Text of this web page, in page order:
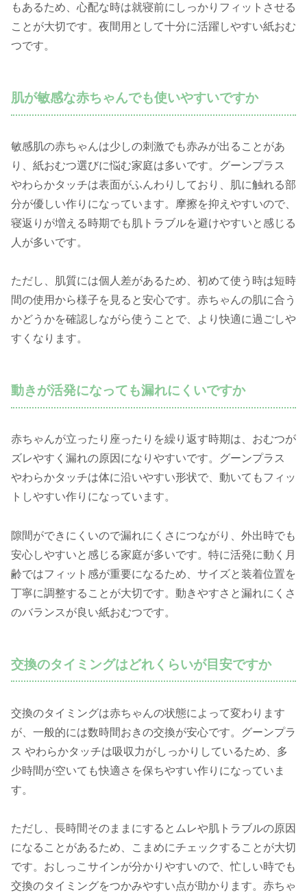
もあるため、心配な時は就寝前にしっかりフィットさせる
ことが大切です。夜間用として十分に活躍しやすい紙おむ
つです。
肌が敏感な赤ちゃんでも使いやすいですか
敏感肌の赤ちゃんは少しの刺激でも赤みが出ることがあ
り、紙おむつ選びに悩む家庭は多いです。グーンプラス
やわらかタッチは表面がふんわりしており、肌に触れる部
分が優しい作りになっています。摩擦を抑えやすいので、
寝返りが増える時期でも肌トラブルを避けやすいと感じる
人が多いです。
ただし、肌質には個人差があるため、初めて使う時は短時
間の使用から様子を見ると安心です。赤ちゃんの肌に合う
かどうかを確認しながら使うことで、より快適に過ごしや
すくなります。
動きが活発になっても漏れにくいですか
赤ちゃんが立ったり座ったりを繰り返す時期は、おむつが
ズレやすく漏れの原因になりやすいです。グーンプラス
やわらかタッチは体に沿いやすい形状で、動いてもフィッ
トしやすい作りになっています。
隙間ができにくいので漏れにくさにつながり、外出時でも
安心しやすいと感じる家庭が多いです。特に活発に動く月
齢ではフィット感が重要になるため、サイズと装着位置を
丁寧に調整することが大切です。動きやすさと漏れにくさ
のバランスが良い紙おむつです。
交換のタイミングはどれくらいが目安ですか
交換のタイミングは赤ちゃんの状態によって変わります
が、一般的には数時間おきの交換が安心です。グーンプラ
ス やわらかタッチは吸収力がしっかりしているため、多
少時間が空いても快適さを保ちやすい作りになっていま
す。
ただし、長時間そのままにするとムレや肌トラブルの原因
になることがあるため、こまめにチェックすることが大切
です。おしっこサインが分かりやすいので、忙しい時でも
交換のタイミングをつかみやすい点が助かります。赤ちゃ